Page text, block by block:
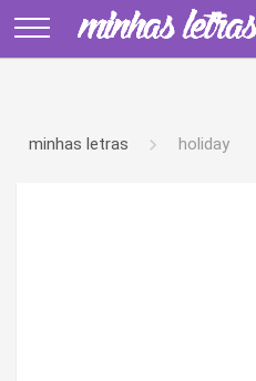
minhas letras holiday